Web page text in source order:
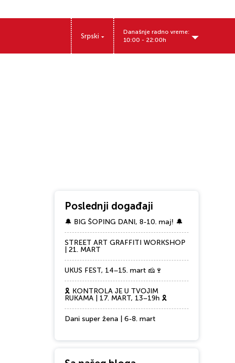
Srpski
Današnje radno vreme:
10:00 - 22:00h
Poslednji događaji
🔔 BIG ŠOPING DANI, 8-10. maj! 🔔
STREET ART GRAFFITI WORKSHOP
| 21. MART
UKUS FEST, 14–15. mart 🧀🍷
🎗️ KONTROLA JE U TVOJIM
RUKAMA | 17. MART, 13–19h 🎗️
Dani super žena | 6-8. mart